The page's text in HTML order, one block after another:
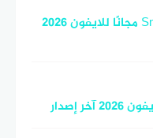
سناب شات – تنزيل Snapchat iOS مجانًا للايفون 2026